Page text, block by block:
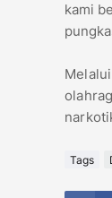
kami
Tags